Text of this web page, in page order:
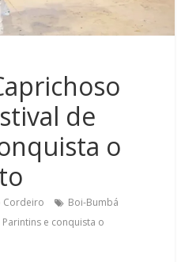
de
o
Cordeiro
Boi-Bumbá
e conquista o